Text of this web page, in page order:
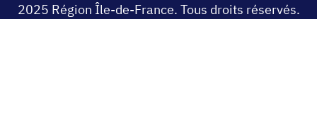
2025 Région Île-de-France. Tous droits réservés.